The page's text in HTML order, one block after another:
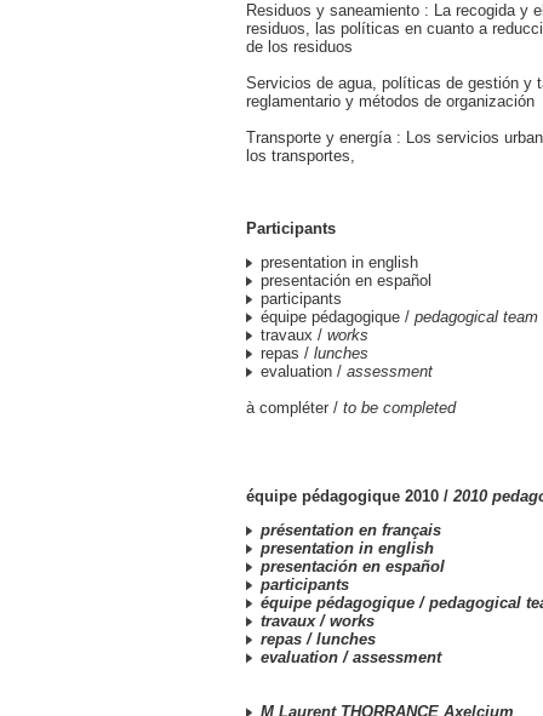
Residuos y saneamiento : La recogida y
residuos, las políticas en cuanto a
de los residuos
Servicios de agua, políticas de gestión y
reglamentario y métodos de organización
Transporte y energía : Los servicios
los transportes,
Participants
presentation in english
presentación en español
participants
équipe pédagogique / pedagogical team
travaux / works
repas / lunches
evaluation / assessment
à compléter / to be completed
équipe pédagogique 2010 /2010
présentation en français
presentation in english
presentación en español
participants
équipe pédagogique / pedagogical
travaux / works
repas / lunches
evaluation / assessment
M Laurent THORRANCE Axelcium